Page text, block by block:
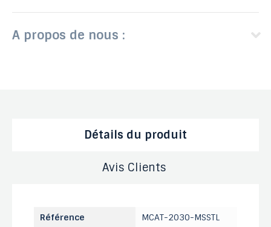
A propos de nous :
Détails du produit
Avis Clients
Référence MCAT-2030-MSSTL